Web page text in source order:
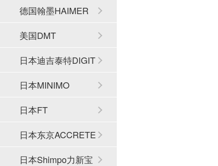
德国翰墨HAIMER
美国DMT
日本迪吉泰特DIGIT
ECH
日本MINIMO
日本FT
日本东京ACCRETE
CH
日本Shimpo力新宝